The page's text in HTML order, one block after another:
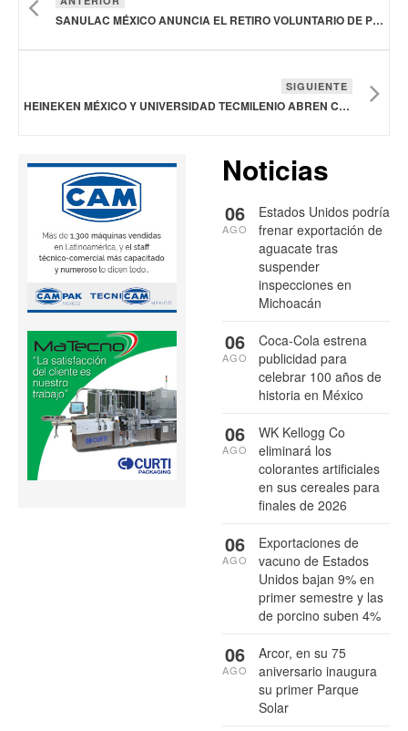
SANULAC MÉXICO ANUNCIA EL RETIRO VOLUNTARIO DE PRODUCTOS DE LA MARCA ALULA
SIGUIENTE
HEINEKEN MÉXICO Y UNIVERSIDAD TECMILENIO ABREN CONVOCATORIA DE “BECAS CON PROPÓSITO”
Noticias
Estados Unidos podría
frenar exportación de
aguacate tras
suspender
inspecciones en
Michoacán
06
AGO
Coca-Cola estrena
publicidad para
celebrar 100 años de
historia en México
06
AGO
WK Kellogg Co
eliminará los
colorantes artificiales
en sus cereales para
finales de 2026
06
AGO
Exportaciones de
vacuno de Estados
Unidos bajan 9% en
primer semestre y las
de porcino suben 4%
06
AGO
Arcor, en su 75
aniversario inaugura
su primer Parque
Solar
06
AGO